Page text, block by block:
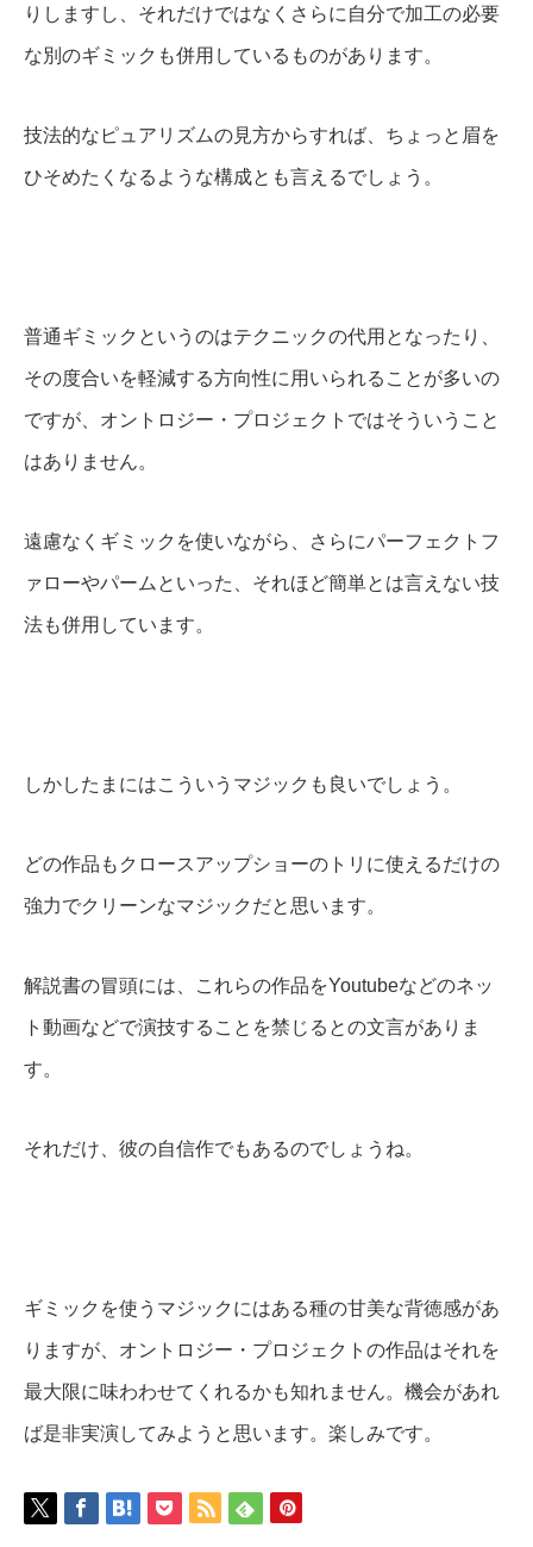
りしますし、それだけではなくさらに自分で加工の必要
な別のギミックも併用しているものがあります。
技法的なピュアリズムの見方からすれば、ちょっと眉を
ひそめたくなるような構成とも言えるでしょう。
普通ギミックというのはテクニックの代用となったり、
その度合いを軽減する方向性に用いられることが多いの
ですが、オントロジー・プロジェクトではそういうこと
はありません。
遠慮なくギミックを使いながら、さらにパーフェクトフ
ァローやパームといった、それほど簡単とは言えない技
法も併用しています。
しかしたまにはこういうマジックも良いでしょう。
どの作品もクロースアップショーのトリに使えるだけの
強力でクリーンなマジックだと思います。
解説書の冒頭には、これらの作品をYoutubeなどのネッ
ト動画などで演技することを禁じるとの文言がありま
す。
それだけ、彼の自信作でもあるのでしょうね。
ギミックを使うマジックにはある種の甘美な背徳感があ
りますが、オントロジー・プロジェクトの作品はそれを
最大限に味わわせてくれるかも知れません。機会があれ
ば是非実演してみようと思います。楽しみです。